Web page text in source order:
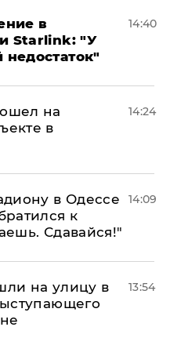
в
Starlink: "У
14:40
на
в
14:24
в Одессе
к
Сдавайся!"
14:09
на улицу в
13:54